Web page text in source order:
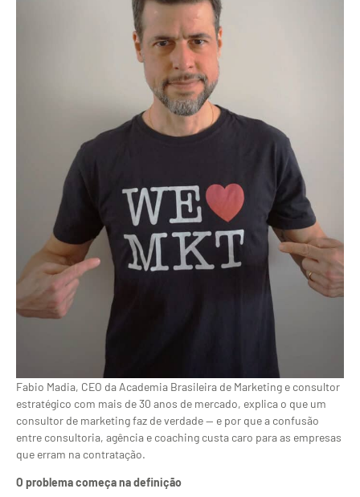
Fabio Madia, CEO da Academia Brasileira de Marketing e consultor
estratégico com mais de 30 anos de mercado, explica o que um
consultor de marketing faz de verdade — e por que a confusão
entre consultoria, agência e coaching custa caro para as empresas
que erram na contratação.
O problema começa na definição